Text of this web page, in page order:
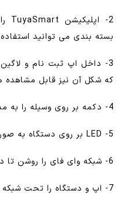
بسته بندی می توانید
3- داخل اپ ثبت نام و
که شکل آن نیز قابل مشاهده
4- دکمه بر روی وسیله را به مدت 5 ثانیه فشار دهید
5- LED بر روی دستگاه به صورت چشمک زن در می آید
6- شبکه وای فای را روشن تا دستگاه متصل گردد
7- اپ و دستگاه را تحت شبکه به هم متصل نمایید